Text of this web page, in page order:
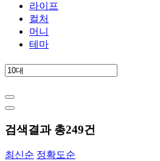
라이프
컬처
머니
테마
검색결과 총249건
최신순 정확도순